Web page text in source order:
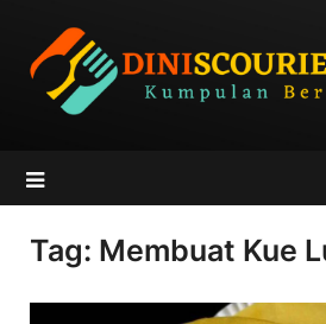
content
Tag: Membuat Kue